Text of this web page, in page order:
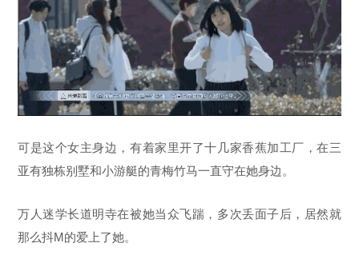
可是这个女主身边，有着家里开了十几家香蕉加工厂，在三
亚有独栋别墅和小游艇的青梅竹马一直守在她身边。
万人迷学长道明寺在被她当众飞踹，多次丢面子后，居然就
那么抖M的爱上了她。